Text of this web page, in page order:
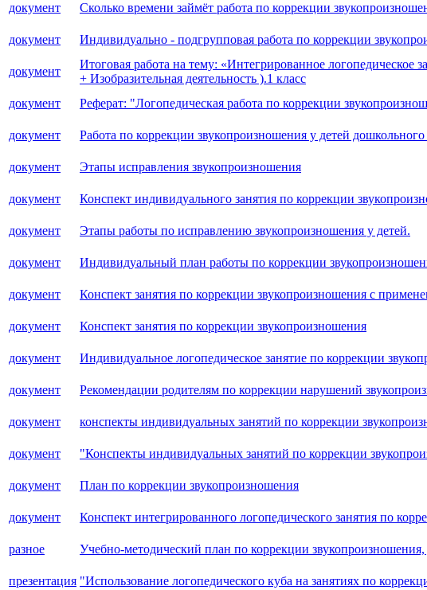
документ Сколько времени займёт работа по коррекции
документ Индивидуально - подгрупповая работа по коррекции
документ
Итоговая работа на тему: «Интегрированное логопедическое
+ Изобразительная деятельность ).1 класс
документ Реферат: "Логопедическая работа по коррекции
документ Работа по коррекции звукопроизношения у детей дошкольного
документ Этапы исправления звукопроизношения
документ Конспект индивидуального занятия по коррекции
документ Этапы работы по исправлению звукопроизношения у детей.
документ Индивидуальный план работы по коррекции
документ Конспект занятия по коррекции звукопроизношения с
документ Конспект занятия по коррекции звукопроизношения
документ Индивидуальное логопедическое занятие по коррекции
документ Рекомендации родителям по коррекции нарушений
документ конспекты индивидуальных занятий по коррекции
документ "Конспекты индивидуальных занятий по коррекции
документ План по коррекции звукопроизношения
документ Конспект интегрированного логопедического занятия по
разное Учебно-методический план по коррекции звукопроизношения,
презентация "Использование логопедического куба на занятиях по